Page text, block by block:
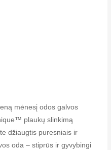
mėnesį odos galvos
plaukų slinkimą
džiaugtis puresniais ir
oda – stiprūs ir gyvybingi